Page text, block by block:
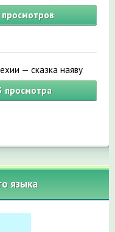
просмотров
— сказка наяву
просмотра
языка